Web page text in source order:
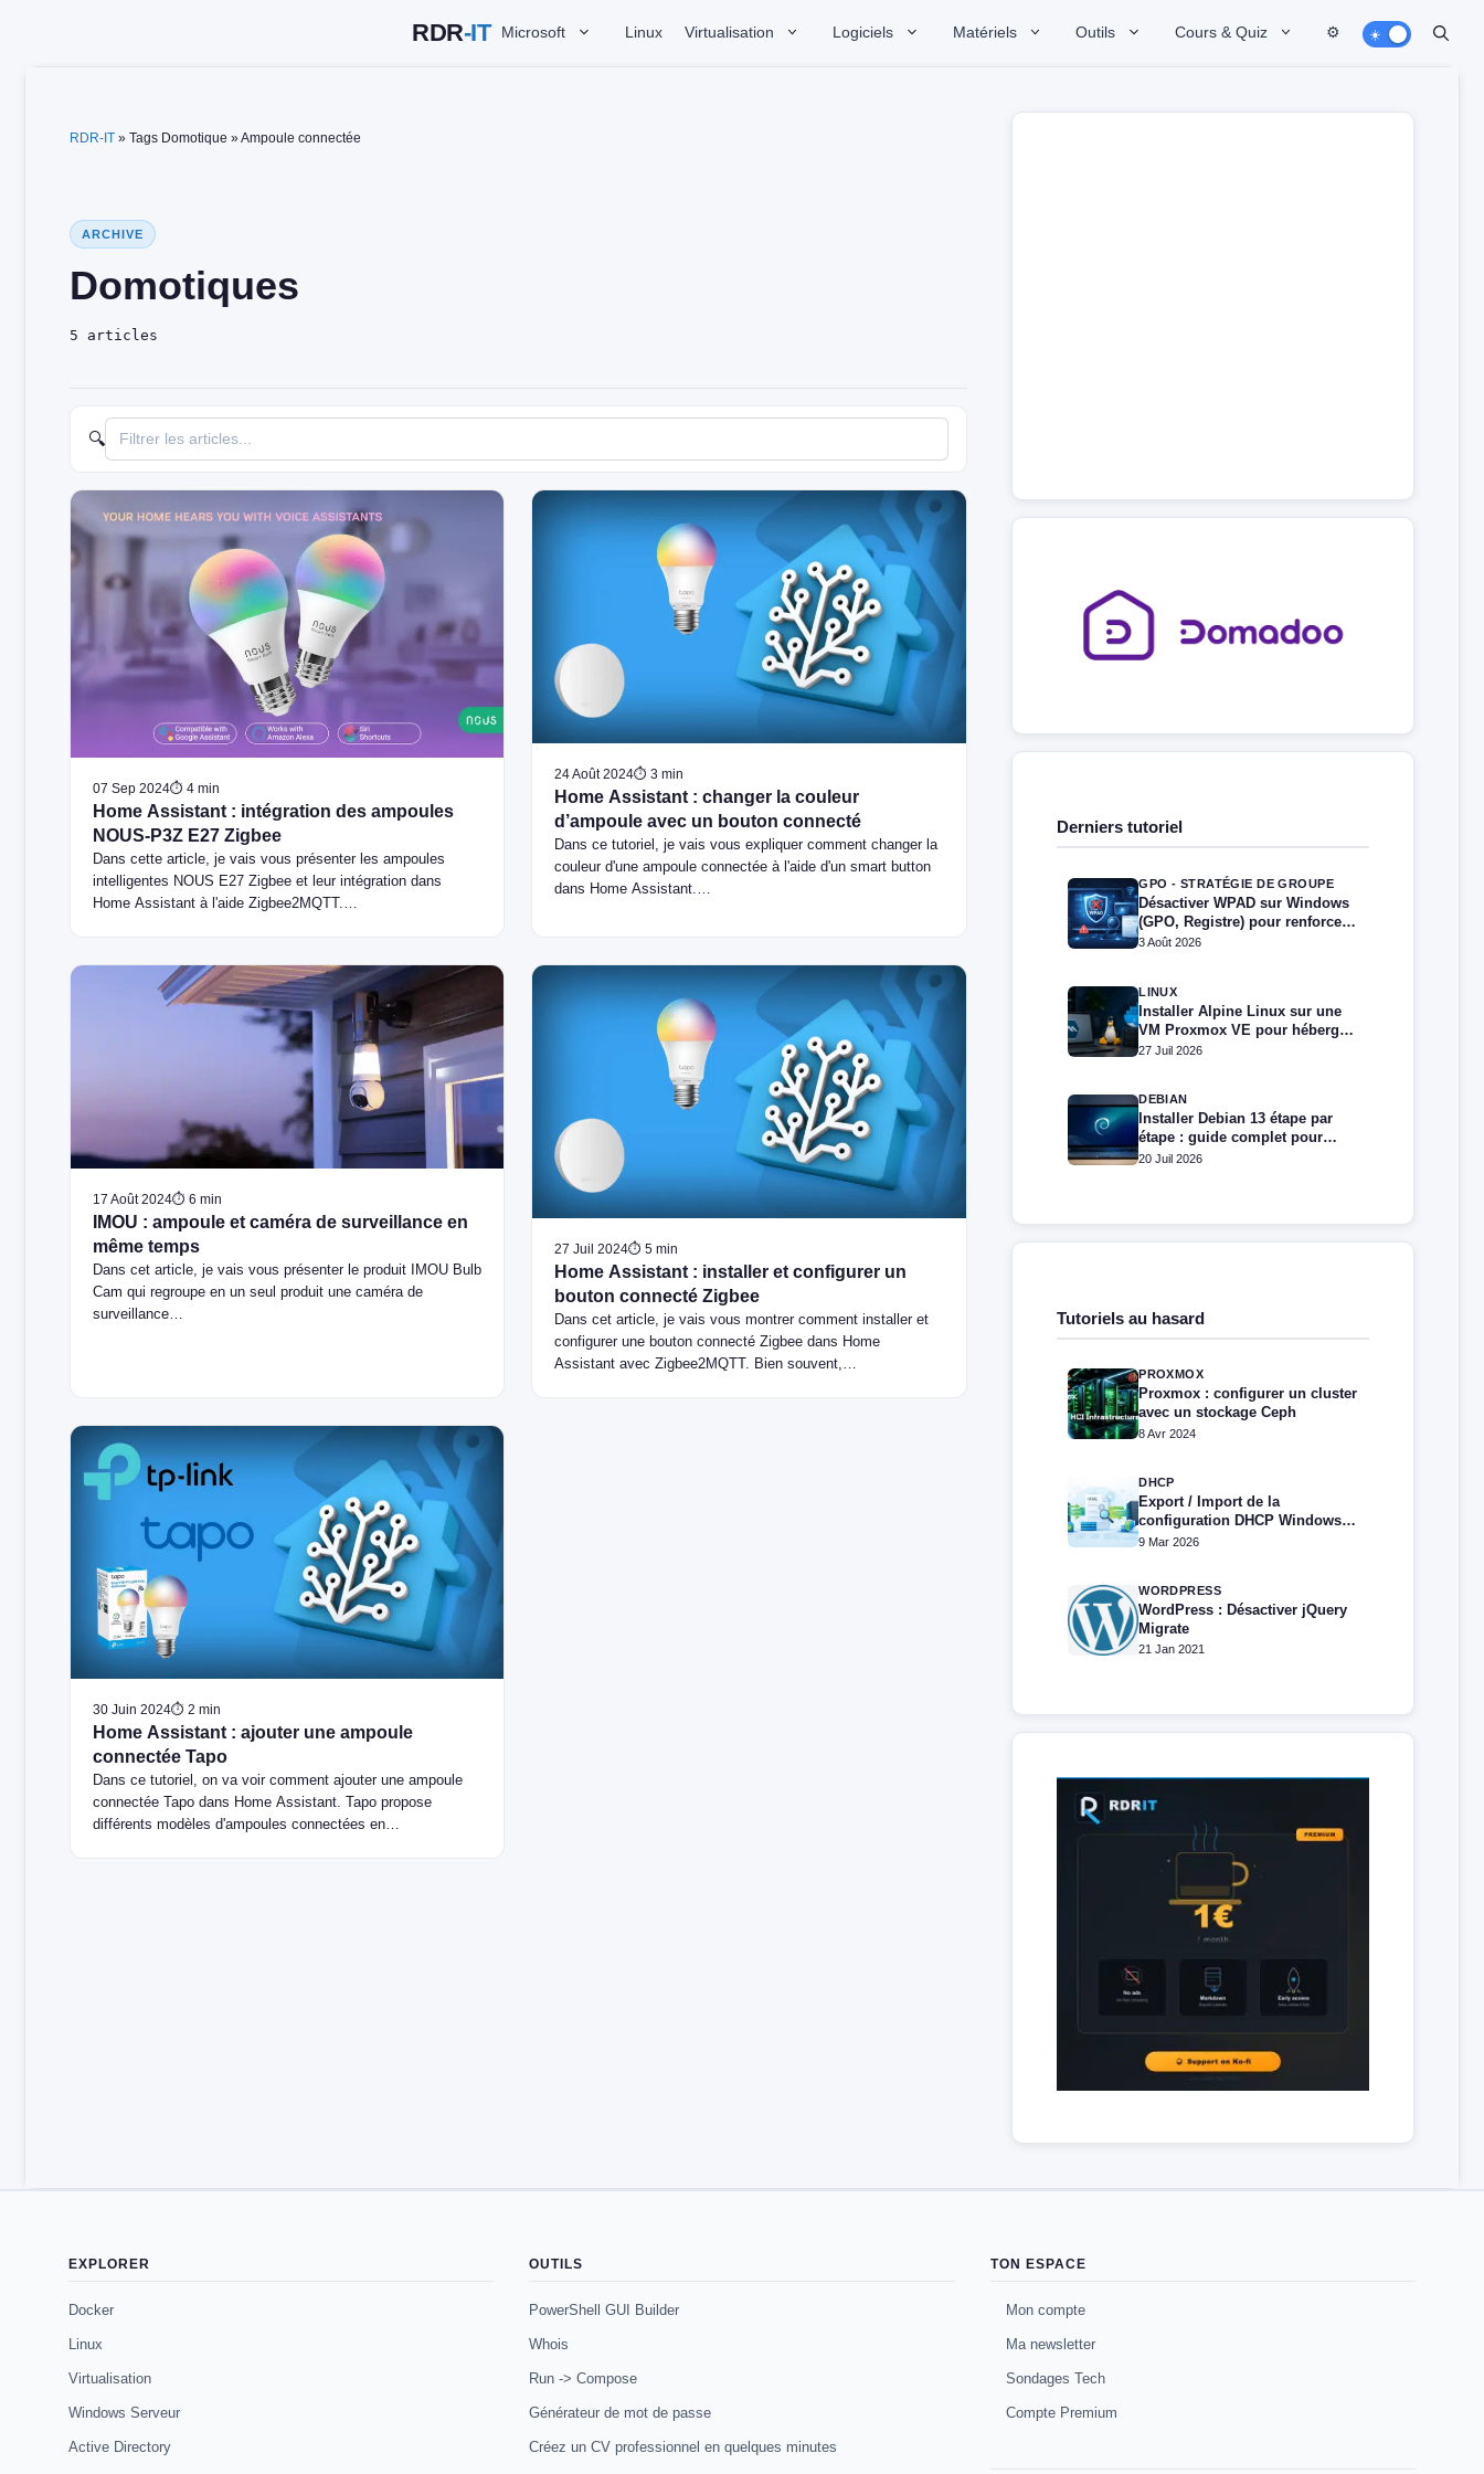
Microsoft Linux Virtualisation Logiciels Matériels Outils Cours & Quiz ⚙️
RDR-IT » Tags Domotique »Ampoule connectée
ARCHIVE
Domotiques
5 articles
🔍
07 Sep 2024⏱ 4 min
Home Assistant : intégration des ampoules
NOUS-P3Z E27 Zigbee
Dans cette article, je vais vous présenter les ampoules
intelligentes NOUS E27 Zigbee et leur intégration dans
Home Assistant à l'aide Zigbee2MQTT.…
24 Août 2024⏱ 3 min
Home Assistant : changer la couleur
d’ampoule avec un bouton connecté
Dans ce tutoriel, je vais vous expliquer comment changer la
couleur d'une ampoule connectée à l'aide d'un smart button
dans Home Assistant.…
17 Août 2024⏱ 6 min
IMOU : ampoule et caméra de surveillance en
même temps
Dans cet article, je vais vous présenter le produit IMOU Bulb
Cam qui regroupe en un seul produit une caméra de
surveillance…
27 Juil 2024⏱ 5 min
Home Assistant : installer et configurer un
bouton connecté Zigbee
Dans cet article, je vais vous montrer comment installer et
configurer une bouton connecté Zigbee dans Home
Assistant avec Zigbee2MQTT. Bien souvent,…
30 Juin 2024⏱ 2 min
Home Assistant : ajouter une ampoule
connectée Tapo
Dans ce tutoriel, on va voir comment ajouter une ampoule
connectée Tapo dans Home Assistant. Tapo propose
différents modèles d'ampoules connectées en…
Derniers tutoriel
GPO - STRATÉGIE DE GROUPE
Désactiver WPAD sur Windows
(GPO, Registre) pour renforcer
la sécurité
3 Août 2026
LINUX
Installer Alpine Linux sur une
VM Proxmox VE pour héberger
Docker et Docker Compose
27 Juil 2026
DEBIAN
Installer Debian 13 étape par
étape : guide complet pour
débutants et administrateurs
20 Juil 2026
Tutoriels au hasard
PROXMOX
Proxmox : configurer un cluster
avec un stockage Ceph
8 Avr 2024
DHCP
Export / Import de la
configuration DHCP Windows
via PowerShell
9 Mar 2026
WORDPRESS
WordPress : Désactiver jQuery
Migrate
21 Jan 2021
EXPLORER
Docker
Linux
Virtualisation
Windows Serveur
Active Directory
OUTILS
PowerShell GUI Builder
Whois
Run -> Compose
Générateur de mot de passe
Créez un CV professionnel en quelques minutes
TON ESPACE
Mon compte
Ma newsletter
Sondages Tech
Compte Premium